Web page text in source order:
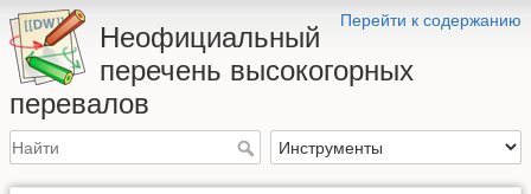
Перейти к содержанию
Неофициальный
перечень высокогорных
перевалов